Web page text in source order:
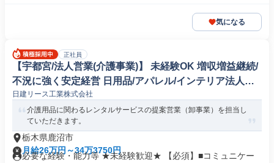
気になる
正社員
【宇都宮/法人営業(介護事業)】 未経験OK 増収増益継続/
不況に強く安定経営 日用品/アパレル/インテリア法人営
業
日建リース工業株式会社
介護用品に関わるレンタルサービスの提案営業（卸事業）を担当し
ていただきます。
栃木県鹿沼市
月給26万円～34万3750円
必要な経験・能力等 ★未経験歓迎★ 【必須】■コミュニケー